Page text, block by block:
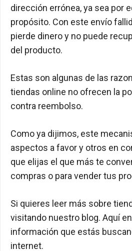
dirección errónea, ya sea por
propósito. Con este envío
pierde dinero y no puede
del producto.
Estas son algunas de las
tiendas online no ofrecen la
contra reembolso.
Como ya dijimos, este
aspectos a favor y otros en
que elijas el que más te
compras o para vender tus
Si quieres leer más sobre
visitando nuestro blog. Aquí
información que estás
internet.